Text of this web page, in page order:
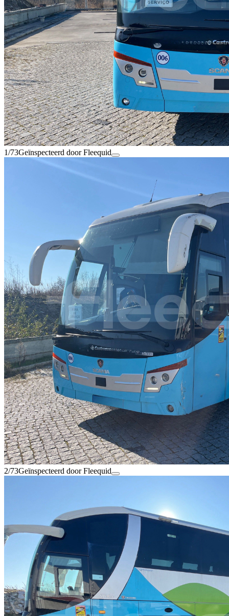
1/73Geïnspecteerd door Fleequid
2/73Geïnspecteerd door Fleequid